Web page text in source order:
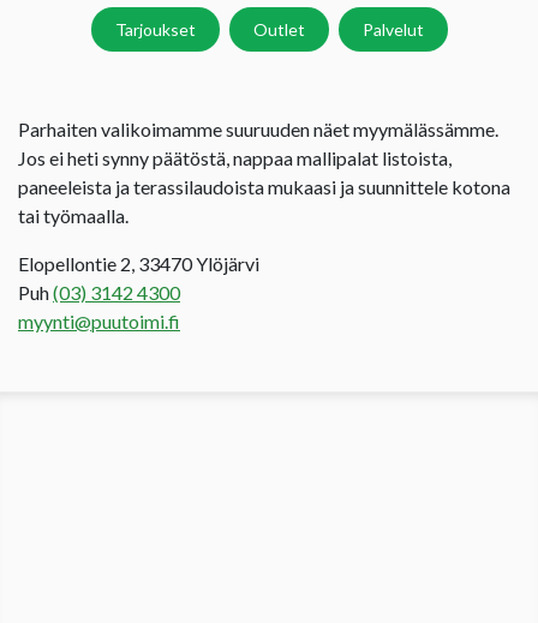
Tarjoukset Outlet Palvelut
Parhaiten valikoimamme suuruuden näet myymälässämme.
Jos ei heti synny päätöstä, nappaa mallipalat listoista,
paneeleista ja terassilaudoista mukaasi ja suunnittele kotona
tai työmaalla.
Elopellontie 2, 33470 Ylöjärvi
Puh(03) 3142 4300
myynti@puutoimi.fi